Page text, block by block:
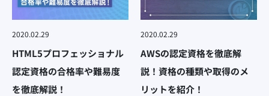
2020.02.29
HTML5プロフェッショナル
認定資格の合格率や難易度
を徹底解説！
2020.02.29
AWSの認定資格を徹底解
説！資格の種類や取得のメ
リットを紹介！